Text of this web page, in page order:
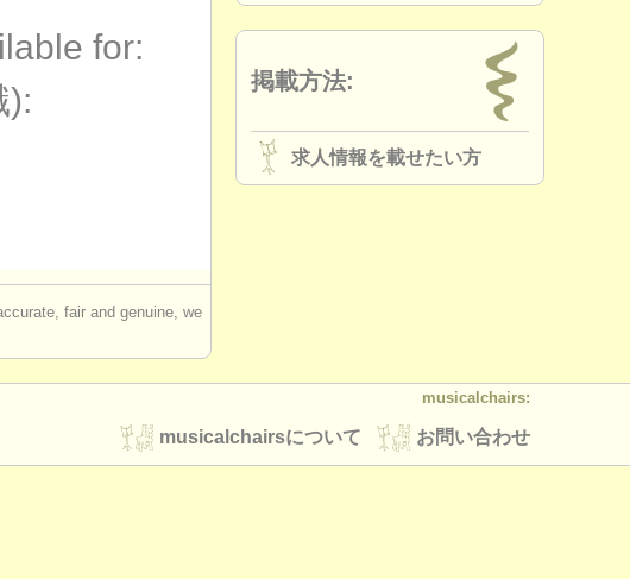
for:
):
fair and genuine, we
掲載方法:
求人情報を載せたい方
musicalchairs:
お問い合わせ
musicalchairsについて